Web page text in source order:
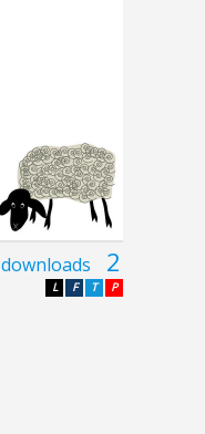
downloads 2
P
T
F
L